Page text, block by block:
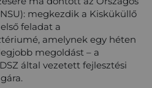
megkezdik a Kisküküllő
feladat a
amelynek egy héten
megoldást – a
által vezetett fejlesztési